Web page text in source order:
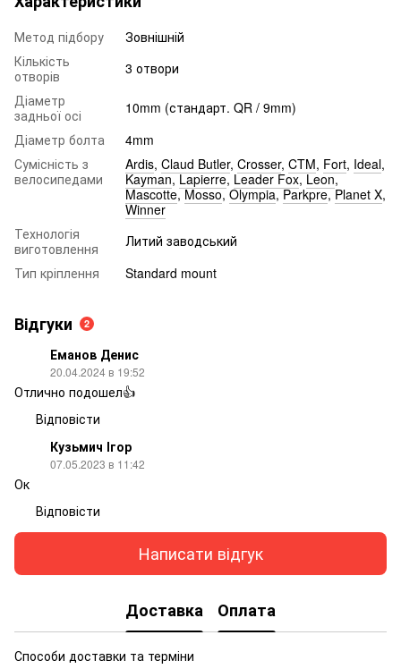
Метод підбору
Зовнішній
Кількість
отворів
3 отвори
Діаметр
задньої осі
10mm (стандарт. QR / 9mm)
Діаметр болта
4mm
Сумісність з
велосипедами
Ardis, Claud Butler, Crosser, CTM, Fort, Ideal,
Kayman,Lapierre, Leader Fox,Leon,
Mascotte,Mosso,Olympia,Parkpre,Planet X,
Winner
Технологія
виготовлення
Литий заводський
Тип кріплення
Standard mount
Відгуки 2
Еманов Денис
20.04.2024 в 19:52
Отлично подошел👍
Відповісти
Кузьмич Ігор
07.05.2023 в 11:42
Ок
Відповісти
Написати відгук
Доставка Оплата
Способи доставки та терміни